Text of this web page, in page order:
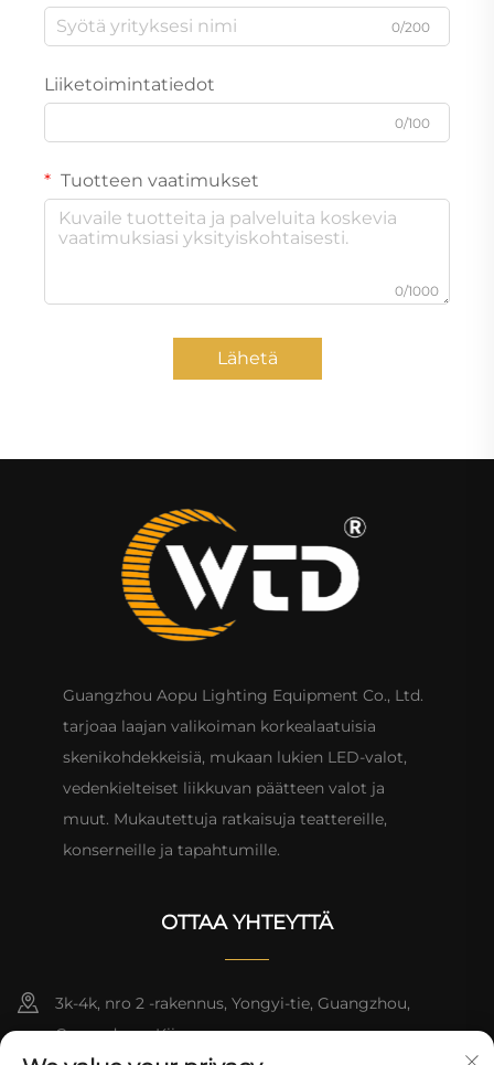
0/200
Liiketoimintatiedot
0/100
Tuotteen vaatimukset
0/1000
Lähetä
Guangzhou Aopu Lighting Equipment Co., Ltd.
tarjoaa laajan valikoiman korkealaatuisia
skenikohdekkeisiä, mukaan lukien LED-valot,
vedenkielteiset liikkuvan päätteen valot ja
muut. Mukautettuja ratkaisuja teattereille,
konserneille ja tapahtumille.
OTTAA YHTEYTTÄ
3k-4k, nro 2 -rakennus, Yongyi-tie, Guangzhou,
Guangdong, Kiina